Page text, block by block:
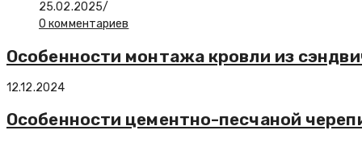
25.02.2025/
0 комментариев
Особенности монтажа кровли из
12.12.2024
Особенности цементно-песчаной